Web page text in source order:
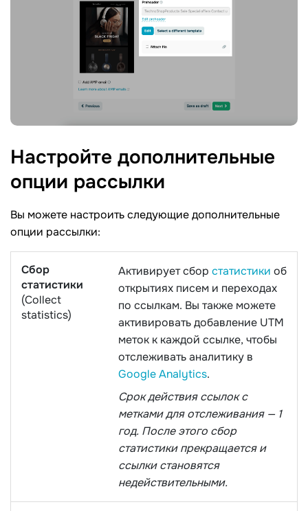
Настройте дополнительные
опции рассылки
Вы можете настроить следующие дополнительные
опции рассылки:
Сбор
статистики
(Collect
statistics)
Активирует сбор статистики об
открытиях писем и переходах
по ссылкам. Вы также можете
активировать добавление UTM
меток к каждой ссылке, чтобы
отслеживать аналитику в
Google Analytics.
Срок действия ссылок с
метками для отслеживания — 1
год. После этого сбор
статистики прекращается и
ссылки становятся
недействительными.